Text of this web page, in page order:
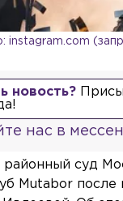
instagram.com
новость?
нас в
суд
Mutabor после